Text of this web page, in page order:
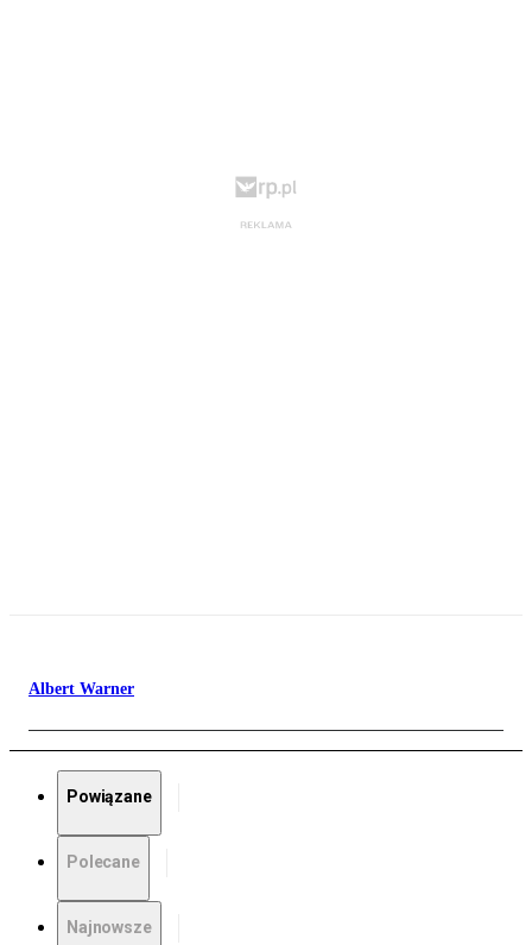
Albert Warner
Powiązane
Polecane
Najnowsze